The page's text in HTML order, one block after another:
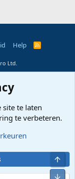
Help
R
Ltd.
site te laten
te verbeteren.